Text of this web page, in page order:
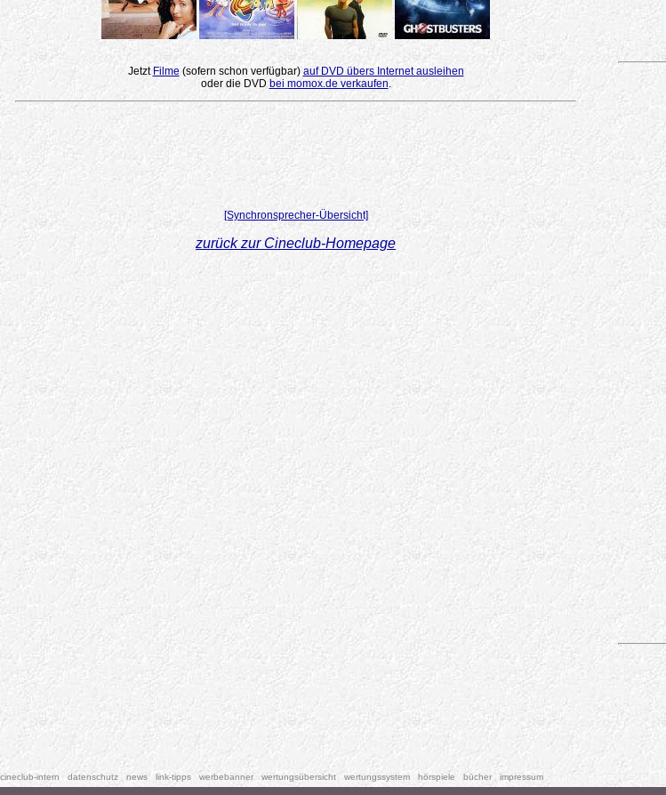
JetztFilme(sofern schon verfügbar) auf DVD übers Internet ausleihen
oder die DVD bei momox.de verkaufen.
[Synchronsprecher-Übersicht]
zurück zur Cineclub-Homepage
cineclub-intern datenschutz news link-tipps werbebanner wertungsübersicht wertungssystem hörspiele bücher impressum